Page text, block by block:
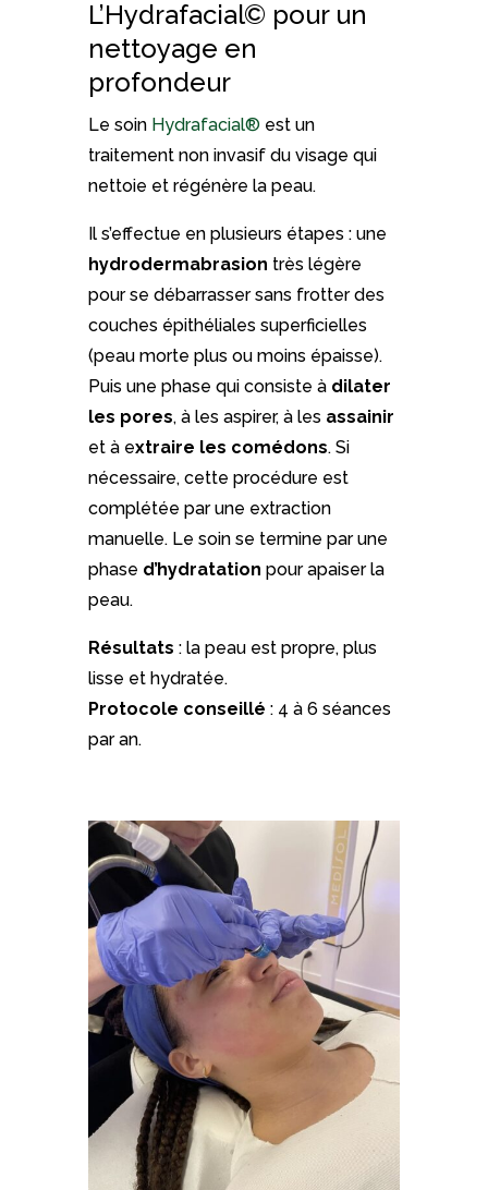
L’Hydrafacial© pour un
nettoyage en
profondeur
Le soin Hydrafacial® est un
traitement non invasif du visage qui
nettoie et régénère la peau.
Il s’effectue en plusieurs étapes : une
hydrodermabrasion très légère
pour se débarrasser sans frotter des
couches épithéliales superficielles
(peau morte plus ou moins épaisse).
Puis une phase qui consiste à dilater
les pores, à les aspirer, à les assainir
et à extraire les comédons. Si
nécessaire, cette procédure est
complétée par une extraction
manuelle. Le soin se termine par une
phase d’hydratation pour apaiser la
peau.
Résultats : la peau est propre, plus
lisse et hydratée.
Protocole conseillé : 4 à 6 séances
par an.